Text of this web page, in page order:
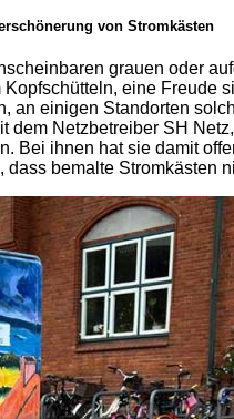
von Stromkästen
grauen oder
eine
an einigen Standorten
dem Netzbetreiber SH
Bei ihnen hat sie damit
bemalte